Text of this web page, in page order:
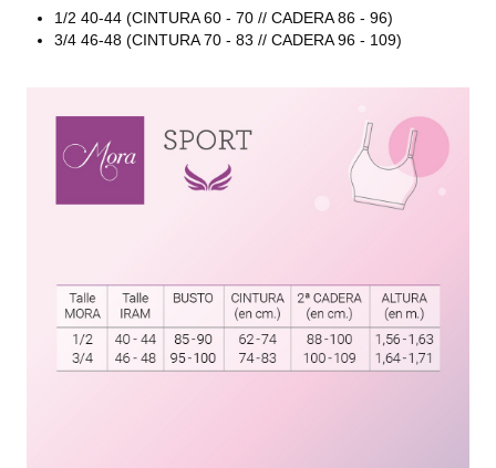
1/2 40-44 (CINTURA 60 - 70 // CADERA 86 - 96)
3/4 46-48 (CINTURA 70 - 83 // CADERA 96 - 109)